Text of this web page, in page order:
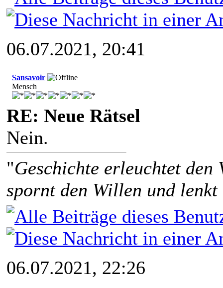
06.07.2021, 20:41
Sansavoir
Mensch
RE: Neue Rätsel
Nein.
"Geschichte erleuchtet den
spornt den Willen und
06.07.2021, 22:26